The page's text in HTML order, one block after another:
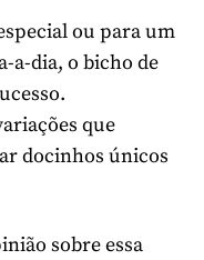
ou para um
a-dia, o bicho de
que
docinhos únicos
sobre essa